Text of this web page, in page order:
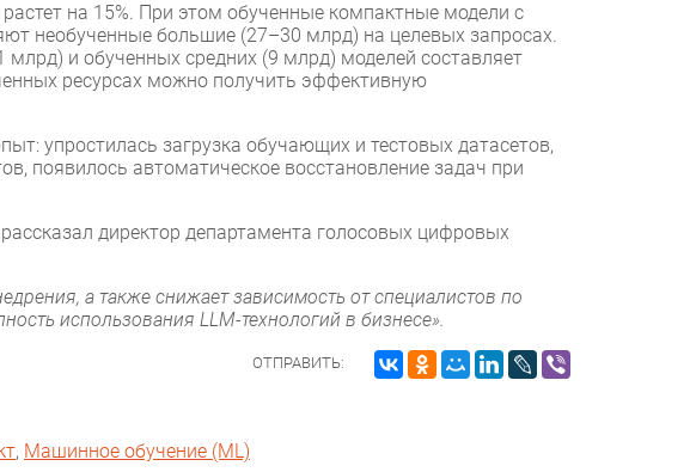
на 15%. При этом обученные компактные модели с
необученные большие (27–30 млрд) на целевых запросах.
и обученных средних (9 млрд) моделей составляет
ресурсах можно получить эффективную
упростилась загрузка обучающих и тестовых датасетов,
появилось автоматическое восстановление задач при
директор департамента голосовых цифровых
а также снижает зависимость от специалистов по
использования LLM-технологий в бизнесе».
ОТПРАВИТЬ:
, Машинное обучение (ML)